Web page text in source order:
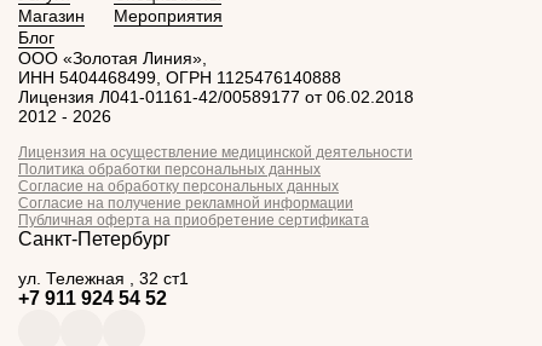
Магазин
Блог
Мероприятия
ООО «Золотая Линия»,
ИНН 5404468499, ОГРН 1125476140888
Лицензия Л041-01161-42/00589177 от 06.02.2018
2012 - 2026
Лицензия на осуществление медицинской деятельности
Политика обработки персональных данных
Согласие на обработку персональных данных
Согласие на получение рекламной информации
Публичная оферта на приобретение сертификата
Санкт-Петербург
ул. ​Тележная , 32 ст1
+7 911 924 54 52